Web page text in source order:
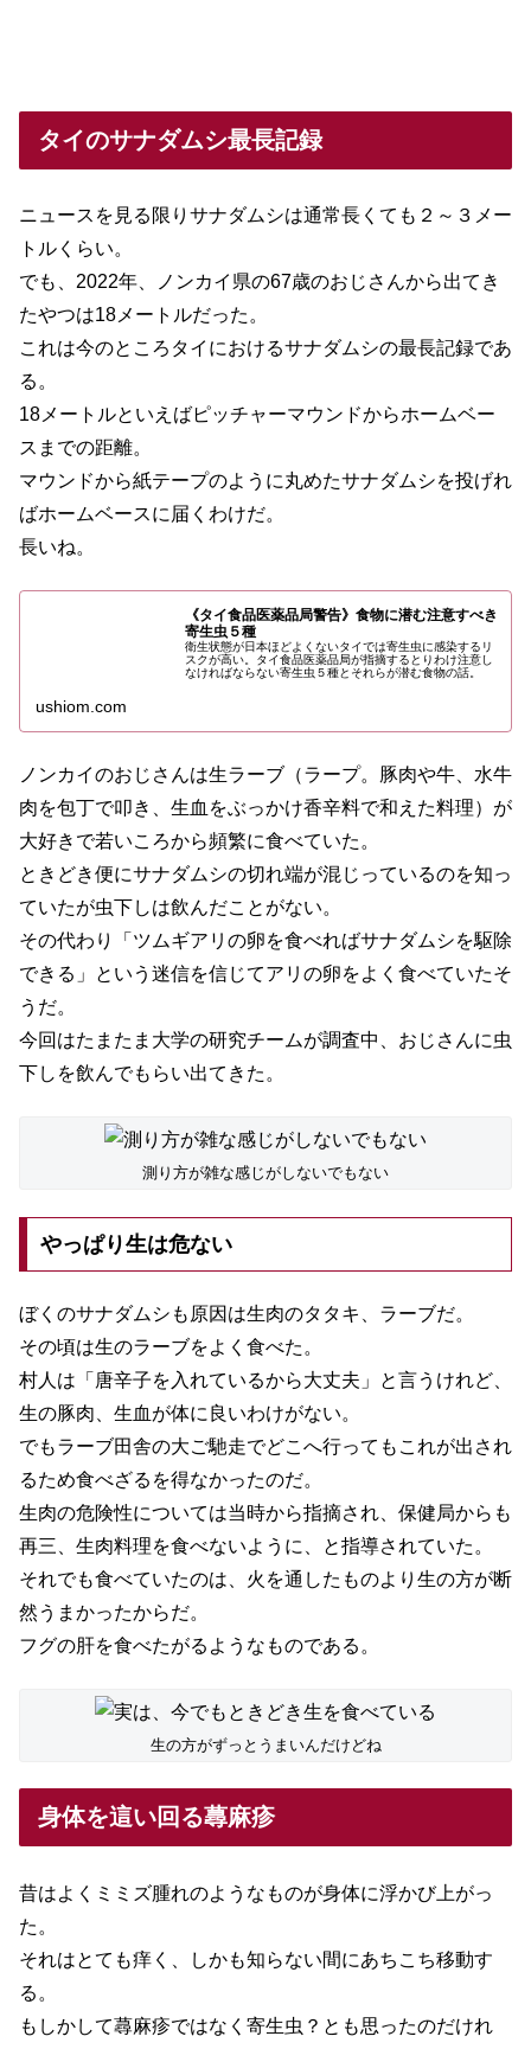
タイのサナダムシ最長記録
ニュースを見る限りサナダムシは通常長くても２～３メー
トルくらい。
でも、2022年、ノンカイ県の67歳のおじさんから出てき
たやつは18メートルだった。
これは今のところタイにおけるサナダムシの最長記録であ
る。
18メートルといえばピッチャーマウンドからホームベー
スまでの距離。
マウンドから紙テープのように丸めたサナダムシを投げれ
ばホームベースに届くわけだ。
長いね。
《タイ食品医薬品局警告》食物に潜む注意すべき
寄生虫５種
衛生状態が日本ほどよくないタイでは寄生虫に感染するリ
スクが高い。タイ食品医薬品局が指摘するとりわけ注意し
なければならない寄生虫５種とそれらが潜む食物の話。
ushiom.com
ノンカイのおじさんは生ラーブ（ラープ。豚肉や牛、水牛
肉を包丁で叩き、生血をぶっかけ香辛料で和えた料理）が
大好きで若いころから頻繁に食べていた。
ときどき便にサナダムシの切れ端が混じっているのを知っ
ていたが虫下しは飲んだことがない。
その代わり「ツムギアリの卵を食べればサナダムシを駆除
できる」という迷信を信じてアリの卵をよく食べていたそ
うだ。
今回はたまたま大学の研究チームが調査中、おじさんに虫
下しを飲んでもらい出てきた。
測り方が雑な感じがしないでもない
やっぱり生は危ない
ぼくのサナダムシも原因は生肉のタタキ、ラーブだ。
その頃は生のラーブをよく食べた。
村人は「唐辛子を入れているから大丈夫」と言うけれど、
生の豚肉、生血が体に良いわけがない。
でもラーブ田舎の大ご馳走でどこへ行ってもこれが出され
るため食べざるを得なかったのだ。
生肉の危険性については当時から指摘され、保健局からも
再三、生肉料理を食べないように、と指導されていた。
それでも食べていたのは、火を通したものより生の方が断
然うまかったからだ。
フグの肝を食べたがるようなものである。
生の方がずっとうまいんだけどね
身体を這い回る蕁麻疹
昔はよくミミズ腫れのようなものが身体に浮かび上がっ
た。
それはとても痒く、しかも知らない間にあちこち移動す
る。
もしかして蕁麻疹ではなく寄生虫？とも思ったのだけれ